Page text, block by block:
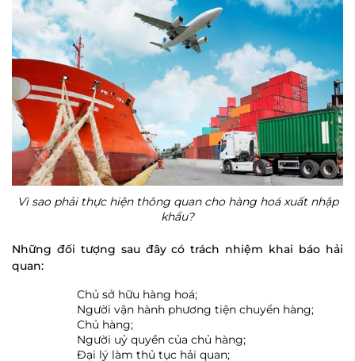
Vì sao phải thực hiện thông quan cho hàng hoá xuất nhập
khẩu?
Những đối tượng sau đây có trách nhiệm khai báo hải
quan:
Chủ sở hữu hàng hoá;
Người vận hành phương tiện chuyển hàng;
Chủ hàng;
Người uỷ quyền của chủ hàng;
Đại lý làm thủ tục hải quan;